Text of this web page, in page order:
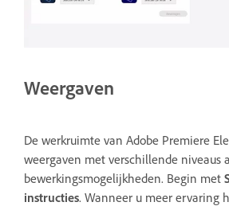
Weergaven
De werkruimte van Adobe Premiere
weergaven met verschillende niveaus
bewerkingsmogelijkheden. Begin met
instructies. Wanneer u meer ervaring